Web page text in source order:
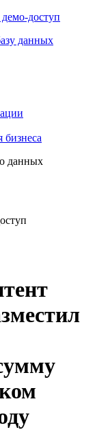
демо-доступ
данных
данных